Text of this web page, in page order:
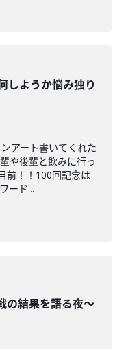
しようか悩み独り
アート書いてくれた
や後輩と飲みに行っ
前！！100回記念は
ード...
の結果を語る夜〜